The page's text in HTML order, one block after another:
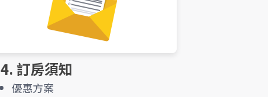
4. 訂房須知
優惠方案